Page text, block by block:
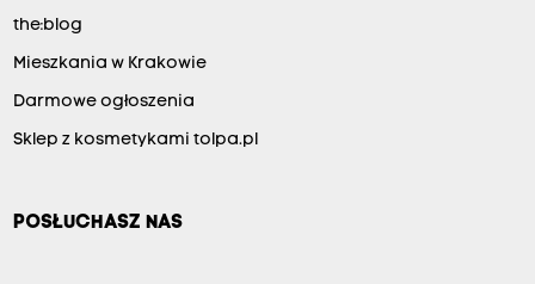
the:blog
Mieszkania w Krakowie
Darmowe ogłoszenia
Sklep z kosmetykami tolpa.pl
POSŁUCHASZ NAS